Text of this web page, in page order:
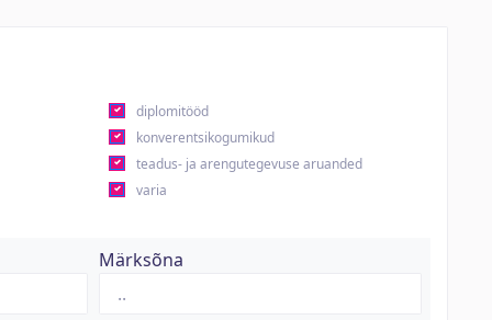
diplomitööd
konverentsikogumikud
teadus- ja arengutegevuse aruanded
varia
Märksõna